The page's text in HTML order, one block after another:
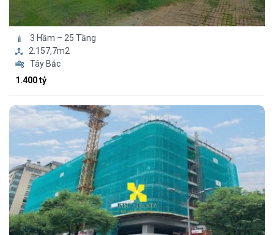
3 Hầm – 25 Tầng
2.157,7m2
Tây Bắc
1.400 tỷ